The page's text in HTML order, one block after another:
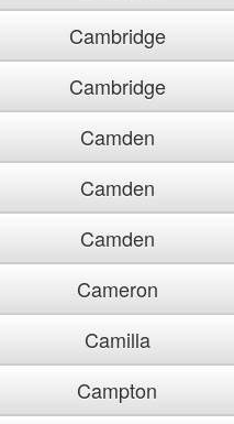
Cambridge
Cambridge
Camden
Camden
Camden
Cameron
Camilla
Campton